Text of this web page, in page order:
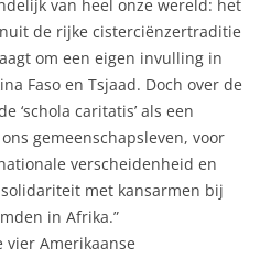
van heel onze wereld: het
de rijke cisterciënzertraditie
om een eigen invulling in
Faso en Tsjaad. Doch over de
‘schola caritatis’ als een
gemeenschapsleven, voor
verscheidenheid en
met kansarmen bij
in Afrika.”
Amerikaanse